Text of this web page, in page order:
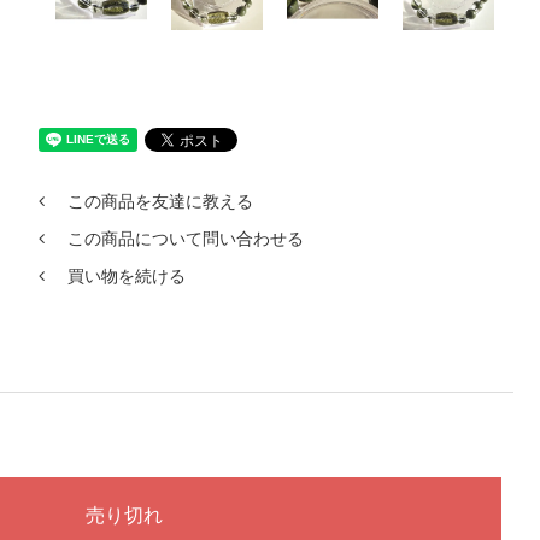
この商品を友達に教える
この商品について問い合わせる
買い物を続ける